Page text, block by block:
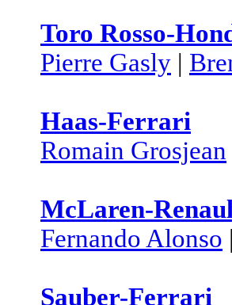
Toro Rosso-
Pierre Gasly |
Haas-Ferrari
Romain Grosjean
McLaren-
Fernando Alonso |
Sauber-Ferrari